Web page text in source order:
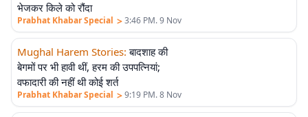
भेजकर किले को रौंदा
Prabhat Khabar Special >3:46 PM. 9 Nov
Mughal Harem Stories: बादशाह की
बेगमों पर भी हावी थीं, हरम की उपपत्नियां;
वफादारी की नहीं थी कोई शर्त
Prabhat Khabar Special >9:19 PM. 8 Nov